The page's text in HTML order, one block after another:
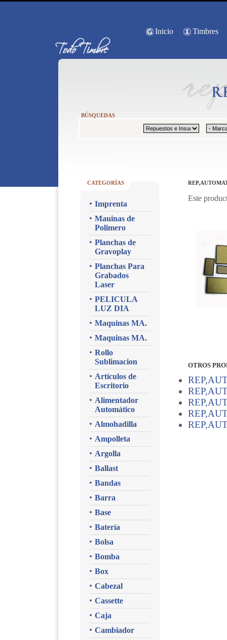
Inicio Timbres
BÚSQUEDAS
CATEGORÍAS
Imprenta
Mauinas de
Polimero
Planchas de
Gravoplay
Planchas Para
Grabados
Laser
PELICULA
LUZ DIA
Maquinas MA.
Maquinas MA.
Rollo
Sublimacion
Artículos de
Escritorio
Alimentador
Automático
Almohadilla
Ampolleta
Argolla
Ballast
Bandas
Barra
Base
Batería
Bolsa
Bomba
Box
Cabezal
Cassette
Caja
Cambiador
Este
OTROS